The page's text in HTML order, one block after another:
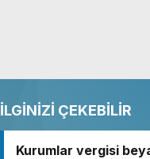
İLGİNİZİ ÇEKEBİLİR
Kurumlar vergisi